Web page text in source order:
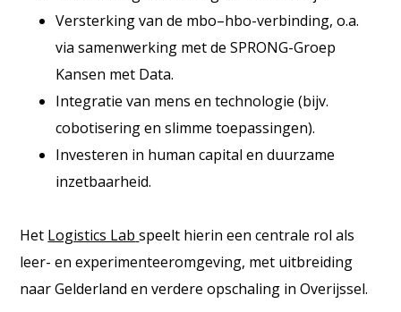
Versterking van de mbo–hbo-verbinding, o.a.
via samenwerking met de SPRONG-Groep
Kansen met Data.
Integratie van mens en technologie (bijv.
cobotisering en slimme toepassingen).
Investeren in human capital en duurzame
inzetbaarheid.
Het Logistics Lab speelt hierin een centrale rol als
leer- en experimenteeromgeving, met uitbreiding
naar Gelderland en verdere opschaling in Overijssel.